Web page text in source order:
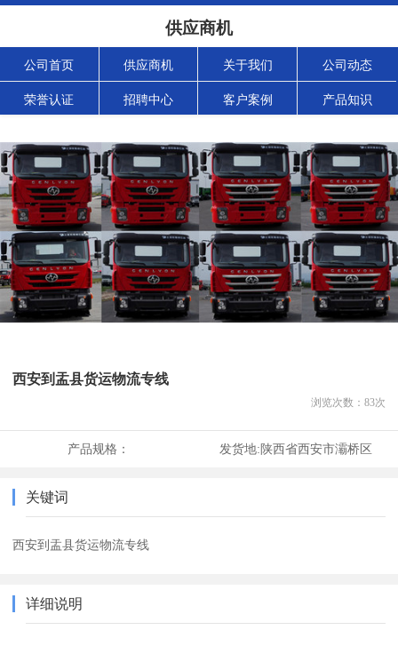
供应商机
公司首页 供应商机 关于我们 公司动态
荣誉认证 招聘中心 客户案例 产品知识
西安到盂县货运物流专线
浏览次数： 83次
产品规格： 发货地:陕西省西安市灞桥区
关键词
西安到盂县货运物流专线
详细说明